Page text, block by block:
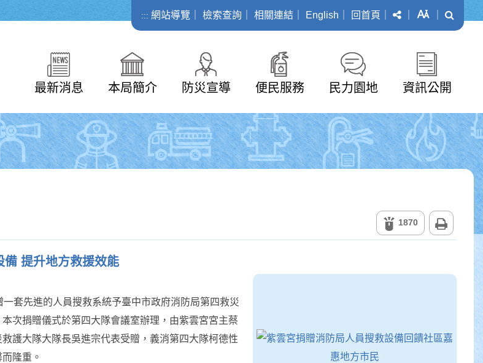
::: 網站導覽 檢索查詢 相關連結 English 回首頁 分享 字級
最新消息 本局簡介 防災宣導 便民服務 民力園地 資訊公開
1870
備 提升地方救援效能
套先進的人員搜救系統予臺中市政府消防局第四救災
次捐贈儀式於第四大隊會議室辦理，由紫雲宮宮主蔡
護大隊大隊長吳進宗代表受贈，義消第四大隊柯德性
隆重。